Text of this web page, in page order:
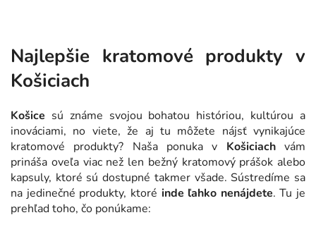
Najlepšie kratomové produkty v
Košiciach
Košice sú známe svojou bohatou históriou, kultúrou a
inováciami, no viete, že aj tu môžete nájsť vynikajúce
kratomové produkty? Naša ponuka v Košiciachvám
prináša oveľa viac než len bežný kratomový prášok alebo
kapsuly, ktoré sú dostupné takmer všade. Sústredíme sa
na jedinečné produkty, ktoré inde ľahko nenájdete. Tu je
prehľad toho, čo ponúkame: